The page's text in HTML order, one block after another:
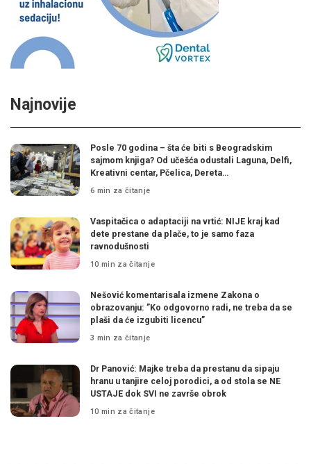
Najnovije
Posle 70 godina – šta će biti s Beogradskim
sajmom knjiga? Od učešća odustali Laguna, Delfi,
Kreativni centar, Pčelica, Dereta…
6 min za čitanje
Vaspitačica o adaptaciji na vrtić: NIJE kraj kad
dete prestane da plače, to je samo faza
ravnodušnosti
10 min za čitanje
Nešović komentarisala izmene Zakona o
obrazovanju: ”Ko odgovorno radi, ne treba da se
plaši da će izgubiti licencu”
3 min za čitanje
Dr Panović: Majke treba da prestanu da sipaju
hranu u tanjire celoj porodici, a od stola se NE
USTAJE dok SVI ne završe obrok
10 min za čitanje